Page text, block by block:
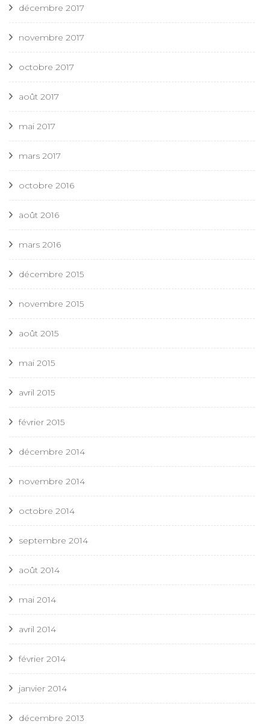
décembre 2017
novembre 2017
octobre 2017
août 2017
mai 2017
mars 2017
octobre 2016
août 2016
mars 2016
décembre 2015
novembre 2015
août 2015
mai 2015
avril 2015
février 2015
décembre 2014
novembre 2014
octobre 2014
septembre 2014
août 2014
mai 2014
avril 2014
février 2014
janvier 2014
décembre 2013